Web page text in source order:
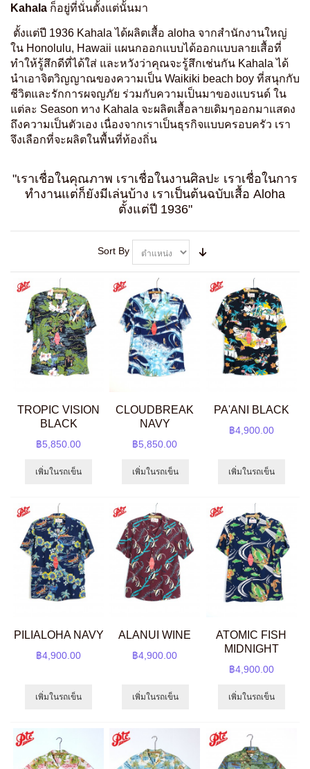
Kahala ก็อยู่ที่นั่นตั้งแต่นั้นมา
ตั้งแต่ปี 1936 Kahala ได้ผลิตเสื้อ aloha จากสำนักงานใหญ่
ใน Honolulu, Hawaii แผนกออกแบบได้ออกแบบลายเสื้อที่
ทำให้รู้สึกดีที่ได้ใส่ และหวังว่าคุณจะรู้สึกเช่นกัน Kahala ได้
นำเอาจิตวิญญาณของความเป็น Waikiki beach boy ที่สนุกกับ
ชีวิตและรักการผจญภัย ร่วมกับความเป็นมาของแบรนด์ ใน
แต่ละ Season ทาง Kahala จะผลิตเสื้อลายเดิมๆออกมาแสดง
ถึงความเป็นตัวเอง เนื่องจากเราเป็นธุรกิจแบบครอบครัว เรา
จึงเลือกที่จะผลิตในพื้นที่ท้องถิ่น
"เราเชื่อในคุณภาพ เราเชื่อในงานศิลปะ เราเชื่อในการ
ทำงานแต่ก็ยังมีเล่นบ้าง เราเป็นต้นฉบับเสื้อ Aloha
ตั้งแต่ปี 1936"
Sort By
TROPIC VISION
BLACK
฿5,850.00
เพิ่มในรถเข็น
CLOUDBREAK
NAVY
฿5,850.00
เพิ่มในรถเข็น
PA'ANI BLACK
฿4,900.00
เพิ่มในรถเข็น
PILIALOHA NAVY
฿4,900.00
เพิ่มในรถเข็น
ALANUI WINE
฿4,900.00
เพิ่มในรถเข็น
ATOMIC FISH
MIDNIGHT
฿4,900.00
เพิ่มในรถเข็น